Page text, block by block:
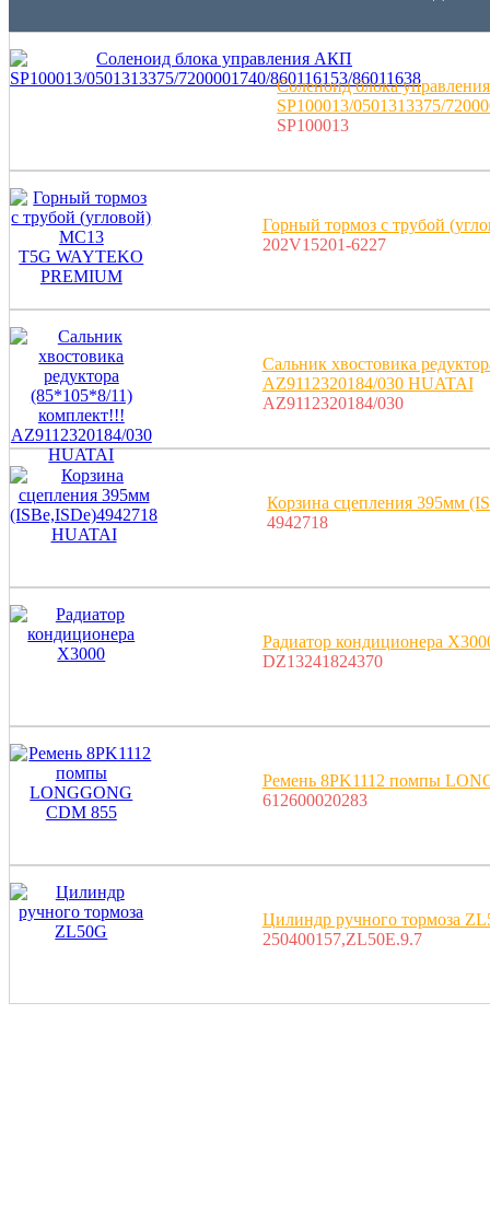
Соленоид блока
SP100013/0501313375/
SP100013
Горный тормоз с трубой
202V15201-6227
Сальник хвостовика
AZ9112320184/030 HUATAI
AZ9112320184/030
Корзина сцепления 395мм
4942718
Радиатор кондиционера
DZ13241824370
Ремень 8PK1112 помпы
612600020283
Цилиндр ручного тормоза
250400157,ZL50E.9.7